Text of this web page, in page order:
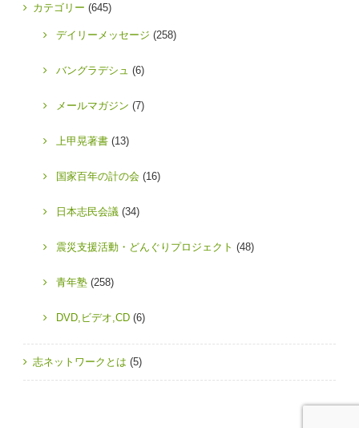
カテゴリー (645)
デイリーメッセージ (258)
バングラデシュ (6)
メールマガジン (7)
上甲晃著書 (13)
国家百年の計の会 (16)
日本志民会議 (34)
震災支援活動・どんぐりプロジェクト (48)
青年塾 (258)
DVD,ビデオ,CD (6)
志ネットワークとは (5)